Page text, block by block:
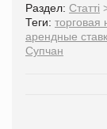
Раздел: Статті
Теги: торговая
арендные
Супчан